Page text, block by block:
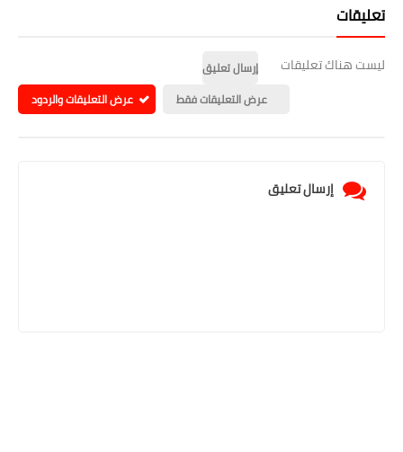
تعليقات
ليست هناك تعليقات
إرسال تعليق
عرض التعليقات فقط
عرض التعليقات والردود
إرسال تعليق